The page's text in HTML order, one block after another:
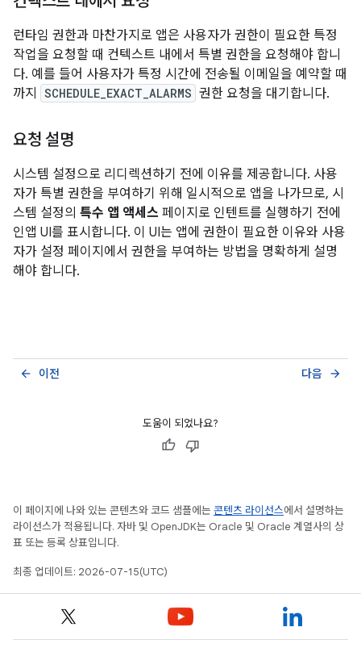
런타임 권한과 마찬가지로 앱은 사용자가 권한이 필요한 특정
작업을 요청할 때 컨텍스트 내에서 특별 권한을 요청해야 합니
다. 예를 들어 사용자가 특정 시간에 전송될 이메일을 예약할 때
까지
SCHEDULE_EXACT_ALARMS 권한 요청을 대기합니다.
요청 설명
시스템 설정으로 리디렉션하기 전에 이유를 제공합니다. 사용
자가 특별 권한을 부여하기 위해 일시적으로 앱을 나가므로, 시
스템 설정의 특수 앱 액세스 페이지로 인텐트를 실행하기 전에
인앱 UI를 표시합니다. 이 UI는 앱에 권한이 필요한 이유와 사용
자가 설정 페이지에서 권한을 부여하는 방법을 명확하게 설명
해야 합니다.
이전
arrow_back 다음 arrow_forward
도움이 되었나요?
이 페이지에 나와 있는 콘텐츠와 코드 샘플에는 콘텐츠 라이선스에서 설명하는
라이선스가 적용됩니다. 자바 및 OpenJDK는 Oracle 및 Oracle 계열사의 상
표 또는 등록 상표입니다.
최종 업데이트: 2026-07-15(UTC)